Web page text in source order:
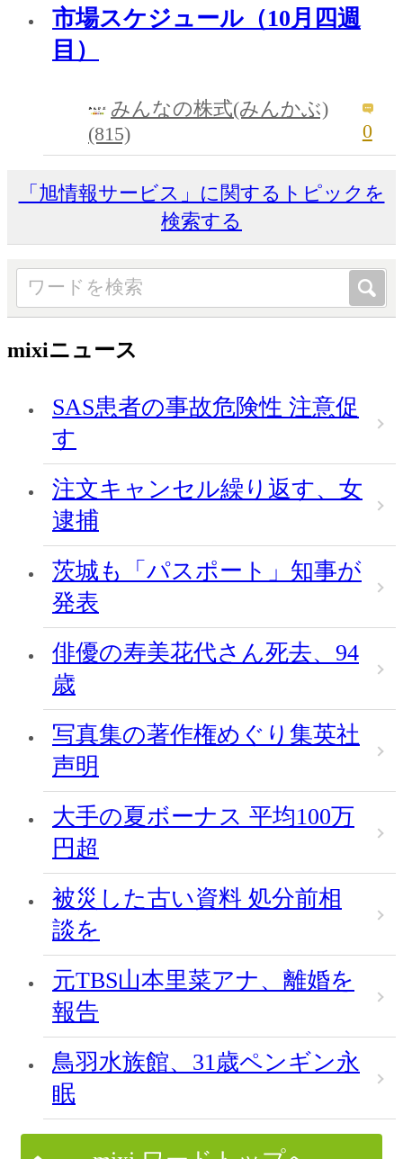
市場スケジュール（10月四週
目）
みんなの株式(みんかぶ)
(815)
0
「旭情報サービス」に関するトピックを
検索する
mixiニュース
SAS患者の事故危険性 注意促
す
注文キャンセル繰り返す、女
逮捕
茨城も「パスポート」知事が
発表
俳優の寿美花代さん死去、94
歳
写真集の著作権めぐり集英社
声明
大手の夏ボーナス 平均100万
円超
被災した古い資料 処分前相
談を
元TBS山本里菜アナ、離婚を
報告
鳥羽水族館、31歳ペンギン永
眠